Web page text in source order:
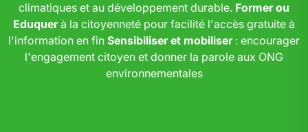
climatiques et au développement durable. Former ou
Eduquerà la citoyenneté pour facilité l'accès gratuite à
l'information en fin Sensibiliser et mobiliser: encourager
l'engagement citoyen et donner la parole aux ONG
environnementales